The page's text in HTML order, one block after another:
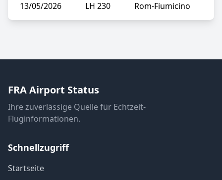
13/05/2026 LH 230 Rom-Fiumicino
FRA Airport Status
Ihre zuverlässige Quelle für Echtzeit-
Fluginformationen.
Schnellzugriff
Startseite